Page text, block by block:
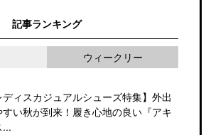
記事ランキング
ウィークリー
ディスカジュアルシューズ特集】外出
すい秋が到来！履き心地の良い『アキ
...